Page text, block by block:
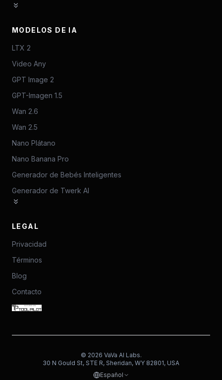
MODELOS DE IA
LTX 2
Video Any
GPT Image 2
GPT-Imagen 1.5
Wan 2.6
Wan 2.5
Nano Plátano
Nano Banana Pro
Generador de Bebés Inteligentes
Generador de Twerk AI
LEGAL
Privacidad
Términos
Blog
Contacto
© 2026 VaVa AI Labs.
30 N Gould St, STE R, Sheridan, WY 82801, USA
Español